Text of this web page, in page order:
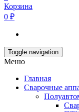
Корзина
0 ₽
Toggle navigation
Меню
Главная
Сварочные